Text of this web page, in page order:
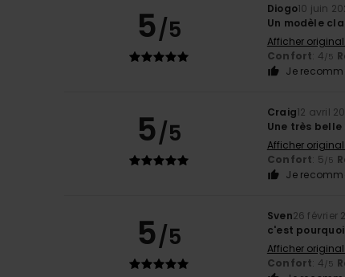
5/5
Diogo10 juin
Un modèle
Afficher original
Confort: 4/5
Je
5/5
Craig12 avril
Une très
Afficher
Confort: 5/5
Je
5/5
Sven26 février
c'est pourquoi
Afficher
Confort: 4/5